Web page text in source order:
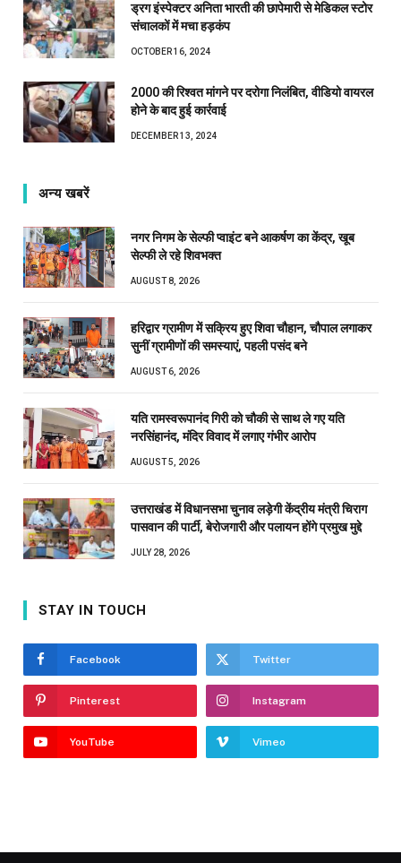
ड्रग इंस्पेक्टर अनिता भारती की छापेमारी से मेडिकल स्टोर
संचालकों में मचा हड़कंप
OCTOBER 16, 2024
2000 की रिश्वत मांगने पर दरोगा निलंबित, वीडियो वायरल
होने के बाद हुई कार्रवाई
DECEMBER 13, 2024
अन्य खबरें
नगर निगम के सेल्फी प्वाइंट बने आकर्षण का केंद्र, खूब
सेल्फी ले रहे शिवभक्त
AUGUST 8, 2026
हरिद्वार ग्रामीण में सक्रिय हुए शिवा चौहान, चौपाल लगाकर
सुनीं ग्रामीणों की समस्याएं, पहली पसंद बने
AUGUST 6, 2026
यति रामस्वरूपानंद गिरी को चौकी से साथ ले गए यति
नरसिंहानंद, मंदिर विवाद में लगाए गंभीर आरोप
AUGUST 5, 2026
उत्तराखंड में विधानसभा चुनाव लड़ेगी केंद्रीय मंत्री चिराग
पासवान की पार्टी, बेरोजगारी और पलायन होंगे प्रमुख मुद्दे
JULY 28, 2026
STAY IN TOUCH
Facebook Twitter
Pinterest Instagram
YouTube Vimeo